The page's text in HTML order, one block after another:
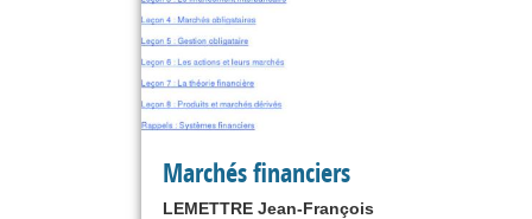
Marchés financiers
LEMETTRE Jean-François